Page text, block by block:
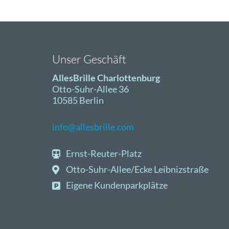
Unser Geschäft
AllesBrille Charlottenburg
Otto-Suhr-Allee 36
10585 Berlin
info@allesbrille.com
Ernst-Reuter-Platz
Otto-Suhr-Allee/Ecke Leibnizstraße
Eigene Kundenparkplätze